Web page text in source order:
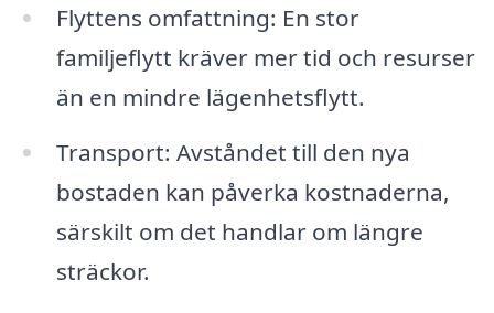
Flyttens omfattning: En stor
familjeflytt kräver mer tid och resurser
än en mindre lägenhetsflytt.
Transport: Avståndet till den nya
bostaden kan påverka kostnaderna,
särskilt om det handlar om längre
sträckor.